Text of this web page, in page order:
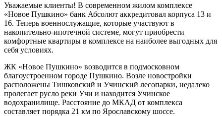
Уважаемые клиенты! В современном жилом комплексе
«Новое Пушкино» банк Абсолют аккредитовал корпуса 13 и
16. Теперь военнослужащие, которые участвуют в
накопительно-ипотечной системе, могут приобрести
комфортные квартиры в комплексе на наиболее выгодных для
себя условиях.
ЖК «Новое Пушкино» возводится в подмосковном
благоустроенном городе Пушкино. Возле новостройки
расположены Тишковский и Учинский лесопарки, недалеко
пролегает русло реки Учи и находится Учинское
водохранилище. Расстояние до МКАД от комплекса
составляет порядка 21 км по Ярославскому шоссе.